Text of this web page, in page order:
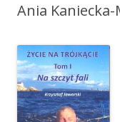
Ania